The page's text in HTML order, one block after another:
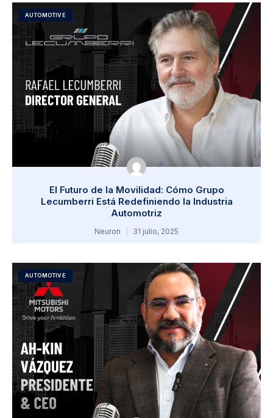
AUTOMOTIVE
El Futuro de la Movilidad: Cómo Grupo
Lecumberri Está Redefiniendo la Industria
Automotriz
Neuron 31 julio, 2025
AUTOMOTIVE